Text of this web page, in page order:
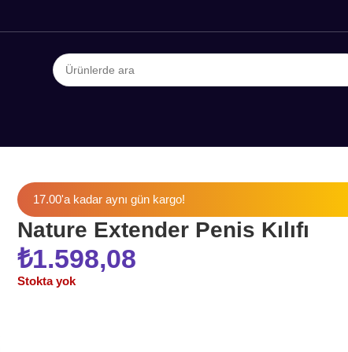
17.00'a kadar aynı gün kargo!
Nature Extender Penis Kılıfı
₺1.598,08
Stokta yok